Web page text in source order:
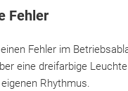
Fehler
Fehler im
eine dreifarbige
Rhythmus.